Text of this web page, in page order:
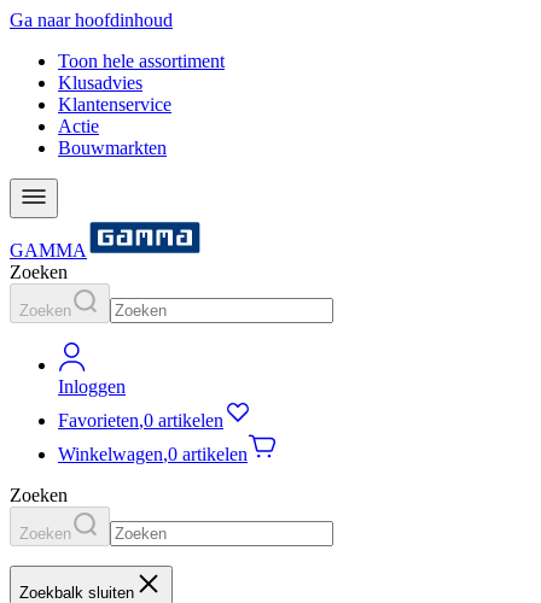
Ga naar hoofdinhoud
Toon hele assortiment
Klusadvies
Klantenservice
Actie
Bouwmarkten
GAMMA
Zoeken
Zoeken
Inloggen
Favorieten,0 artikelen
Winkelwagen,0 artikelen
Zoeken
Zoeken
Zoekbalk sluiten